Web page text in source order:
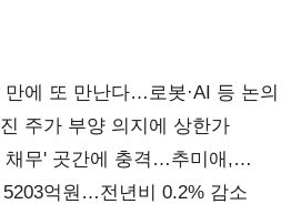
에 또 만난다…로봇·AI 등 논의
주가 부양 의지에 상한가
무' 곳간에 충격…추미애,
언 승부수억원…전년비 0.2% 감소